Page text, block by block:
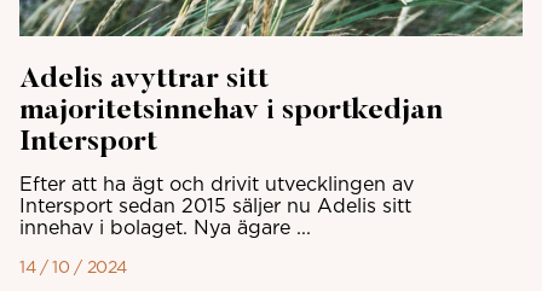
Adelis avyttrar sitt
majoritetsinnehav i sportkedjan
Intersport
Efter att ha ägt och drivit utvecklingen av
Intersport sedan 2015 säljer nu Adelis sitt
innehav i bolaget. Nya ägare ...
14 / 10 / 2024